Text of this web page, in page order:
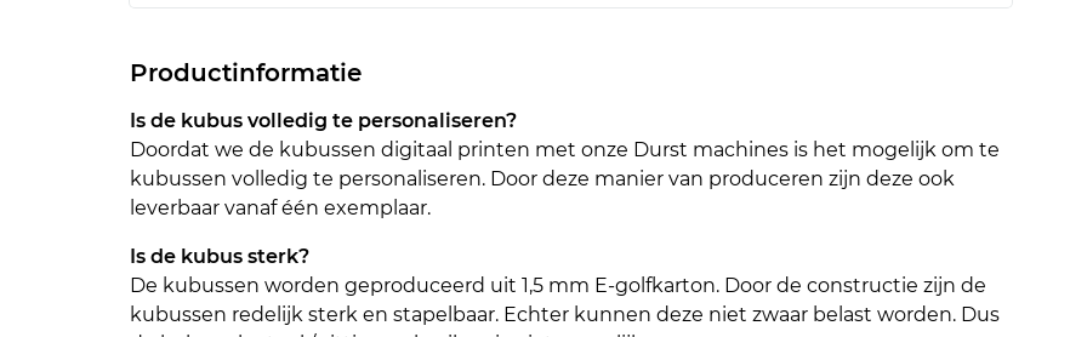
Productinformatie
Is de kubus volledig te personaliseren?
Doordat we de kubussen digitaal printen met onze Durst machines is het mogelijk om te
kubussen volledig te personaliseren. Door deze manier van produceren zijn deze ook
leverbaar vanaf één exemplaar.
Is de kubus sterk?
De kubussen worden geproduceerd uit 1,5 mm E-golfkarton. Door de constructie zijn de
kubussen redelijk sterk en stapelbaar. Echter kunnen deze niet zwaar belast worden. Dus